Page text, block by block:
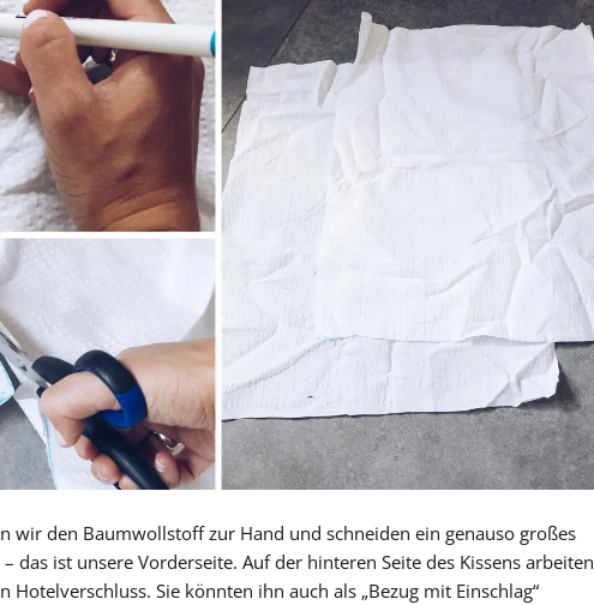
wir den Baumwollstoff zur Hand und schneiden ein genauso großes
das ist unsere Vorderseite. Auf der hinteren Seite des Kissens arbeiten
Hotelverschluss. Sie könnten ihn auch als „Bezug mit Einschlag“